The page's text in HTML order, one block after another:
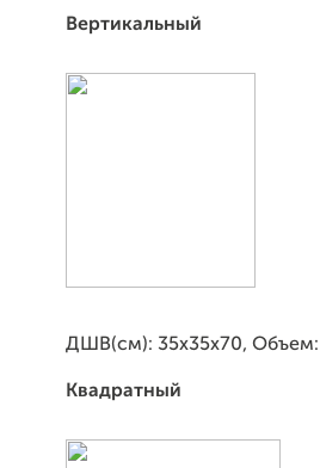
Вертикальный
ДШВ(см): 35х35х70,
Квадратный